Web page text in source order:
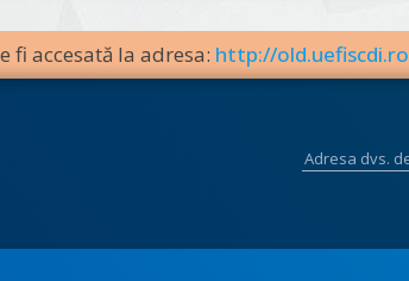
fi accesată la adresa: http://old.uefiscdi.ro